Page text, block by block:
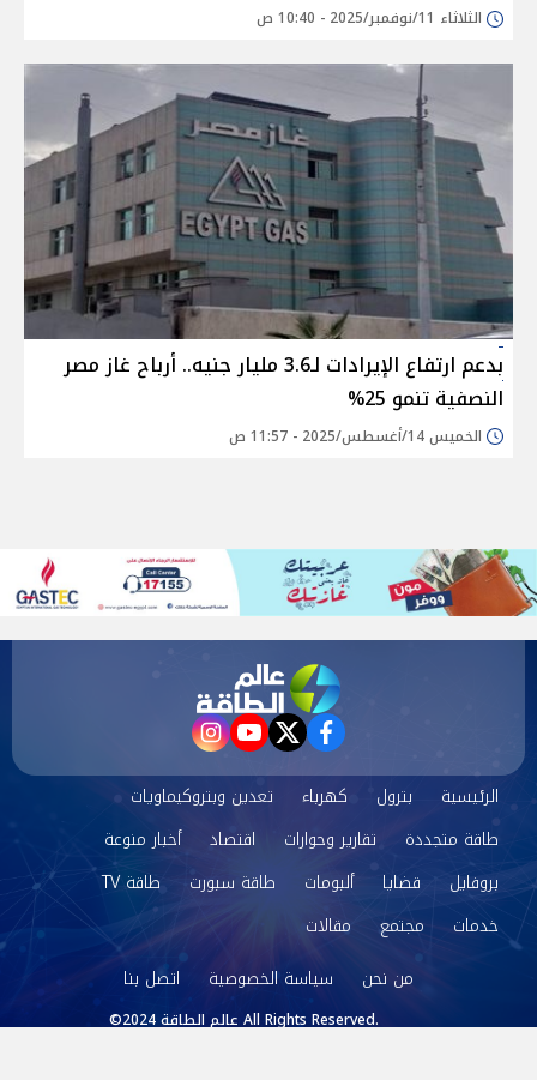
الثلاثاء 11/نوفمبر/2025 - 10:40 ص
بدعم ارتفاع الإيرادات لـ3.6 مليار جنيه.. أرباح غاز مصر
النصفية تنمو 25%
الخميس 14/أغسطس/2025 - 11:57 ص
facebook
twitter
youtube
instagram
الرئيسية بترول كهرباء
تعدين وبتروكيماويات
طاقة متجددة
تقارير وحوارات اقتصاد
أخبار منوعة
بروفايل
قضايا ألبومات طاقة سبورت
طاقة TV
خدمات
مجتمع
مقالات
من نحن
سياسة الخصوصية اتصل بنا
©2024 عالم الطاقة All Rights Reserved.